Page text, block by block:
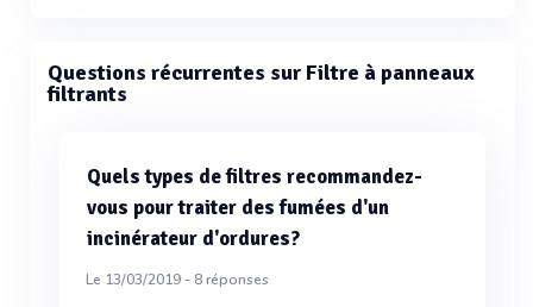
Questions récurrentes sur Filtre à panneaux
filtrants
Quels types de filtres recommandez-
vous pour traiter des fumées d'un
incinérateur d'ordures?
Le 13/03/2019 - 8réponses